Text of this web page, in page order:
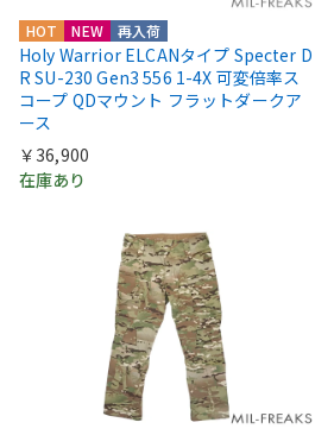
HOT NEW 再入荷
Holy Warrior ELCANタイプ Specter D
R SU-230 Gen3 556 1-4X 可変倍率ス
コープ QDマウント フラットダークア
ース
￥36,900
在庫あり